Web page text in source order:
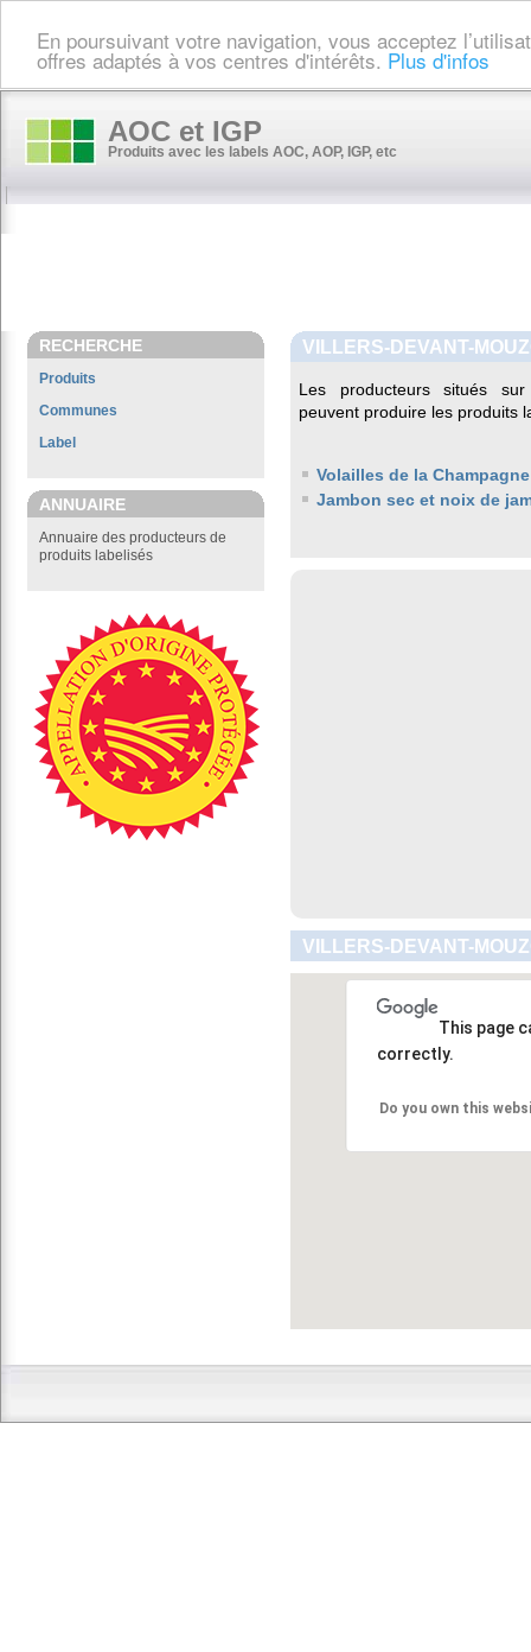
En poursuivant votre navigation, vous acceptez
offres adaptés à vos centres d'intérêts. Plus d'infos
AOC et IGP
Produits avec les labels AOC, AOP, IGP, etc
RECHERCHE
Produits
Communes
Label
ANNUAIRE
Annuaire des producteurs de
produits labelisés
VILLERS-DEVANT-
Les producteurs situés
peuvent produire les produits
Volailles de la Champagne
Jambon sec et noix de
VILLERS-DEVANT-
This page
correctly.
Do you own this